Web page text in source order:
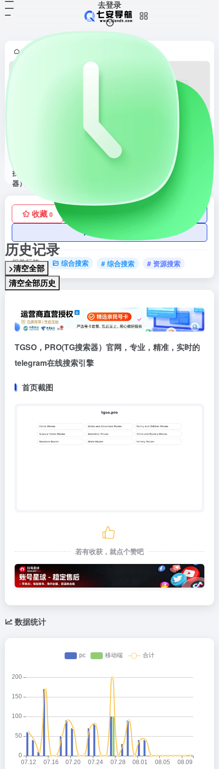
去登录
历史记录
>清空全部
清空全部历史
首页
TGSO.PRO(TG搜索器）
收藏 0
AI账号购买
相关标签： 综合搜索 # 综合搜索 # 资源搜索
TGSO，PRO(TG搜索器）官网，专业，精准，实时的
telegram在线搜索引擎
首页截图
若有收获，就点个赞吧
数据统计